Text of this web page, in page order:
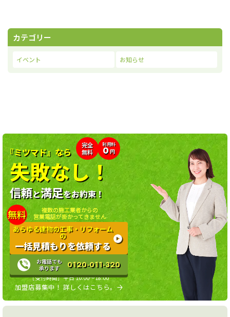
カテゴリー
イベント お知らせ
完全
無料
利用料
0円
『ミツマド』なら
失敗なし！
信頼と満足をお約束！
無料
複数の施工業者からの
営業電話が掛かってきません
あらゆる建物の工事・リフォーム
の
一括見積もりを依頼する
お電話でも
承ります
0120-011-320
［受付時間］平日 10:00〜18:00
加盟店募集中！ 詳しくはこちら。